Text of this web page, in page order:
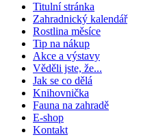
Titulní stránka
Zahradnický kalendář
Rostlina měsíce
Tip na nákup
Akce a výstavy
Věděli jste, že...
Jak se co dělá
Knihovnička
Fauna na zahradě
E-shop
Kontakt